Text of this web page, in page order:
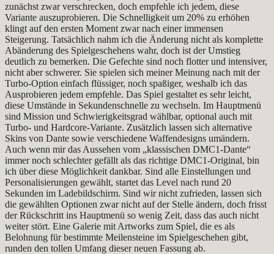
zunächst zwar verschrecken, doch empfehle ich jedem, diese
Variante auszuprobieren. Die Schnelligkeit um 20% zu erhöhen
klingt auf den ersten Moment zwar nach einer immensen
Steigerung. Tatsächlich nahm ich die Änderung nicht als komplette
Abänderung des Spielgeschehens wahr, doch ist der Umstieg
deutlich zu bemerken. Die Gefechte sind noch flotter und intensiver,
nicht aber schwerer. Sie spielen sich meiner Meinung nach mit der
Turbo-Option einfach flüssiger, noch spaßiger, weshalb ich das
Ausprobieren jedem empfehle. Das Spiel gestaltet es sehr leicht,
diese Umstände in Sekundenschnelle zu wechseln. Im Hauptmenü
sind Mission und Schwierigkeitsgrad wählbar, optional auch mit
Turbo- und Hardcore-Variante. Zusätzlich lassen sich alternative
Skins von Dante sowie verschiedene Waffendesigns umändern.
Auch wenn mir das Aussehen vom „klassischen DMC1-Dante“
immer noch schlechter gefällt als das richtige DMC1-Original, bin
ich über diese Möglichkeit dankbar. Sind alle Einstellungen und
Personalisierungen gewählt, startet das Level nach rund 20
Sekunden im Ladebildschirm. Sind wir nicht zufrieden, lassen sich
die gewählten Optionen zwar nicht auf der Stelle ändern, doch frisst
der Rückschritt ins Hauptmenü so wenig Zeit, dass das auch nicht
weiter stört. Eine Galerie mit Artworks zum Spiel, die es als
Belohnung für bestimmte Meilensteine im Spielgeschehen gibt,
runden den tollen Umfang dieser neuen Fassung ab.